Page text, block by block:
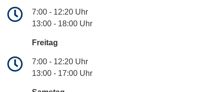
7:00 - 12:20 Uhr
13:00 - 18:00 Uhr
Freitag
7:00 - 12:20 Uhr
13:00 - 17:00 Uhr